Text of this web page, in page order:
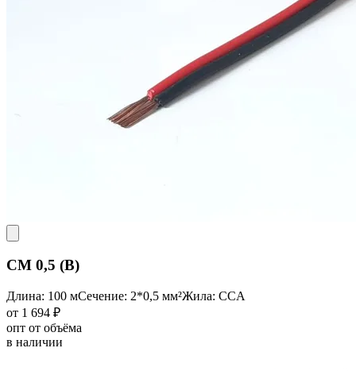
CM 0,5 (B)
Длина: 100 мСечение: 2*0,5 мм²Жила: CCA
от 1 694 ₽
опт от объёма
в наличии